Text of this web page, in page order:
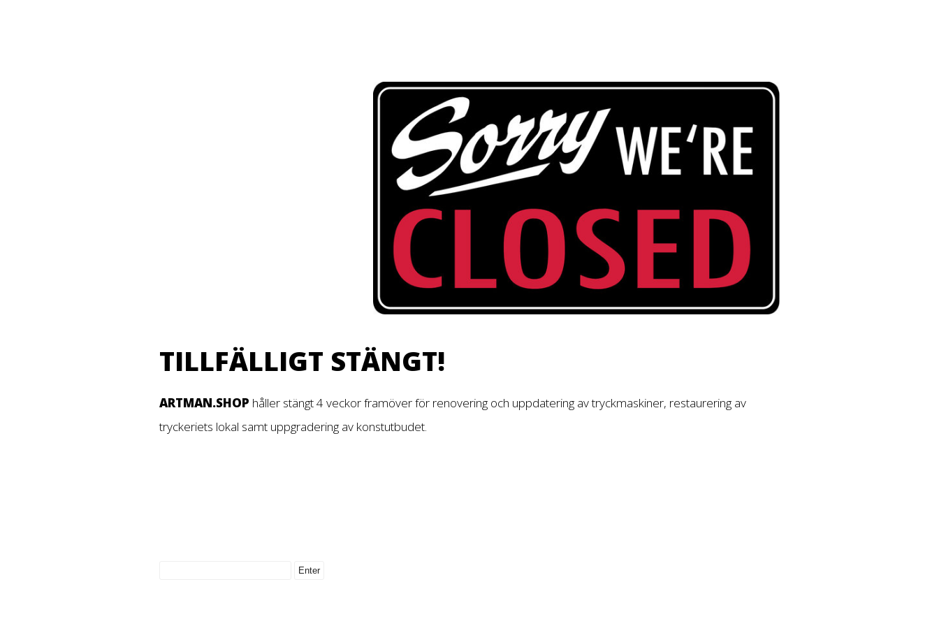
TILLFÄLLIGT STÄNGT!
ARTMAN.SHOP håller stängt 4 veckor framöver för renovering och uppdatering av tryckmaskiner, restaurering av
tryckeriets lokal samt uppgradering av konstutbudet.